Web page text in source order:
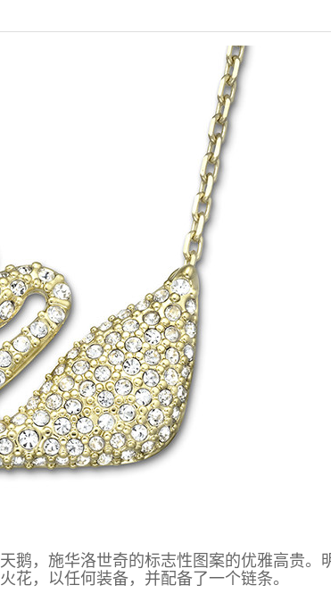
天鹅， 施华洛世奇的标志性图案的优雅高贵。
火花，以任何装备，并配备了一个链条。